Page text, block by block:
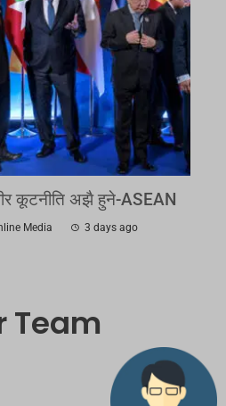
कूटनीति अझै हुने-ASEAN
Media 3 days ago
Team